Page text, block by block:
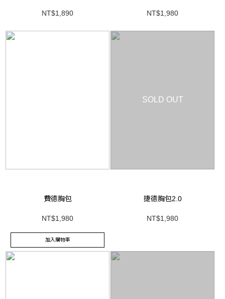
NT$1,890 NT$1,980
費德胸包
NT$1,980
加入購物車
SOLD OUT
捷德胸包2.0
NT$1,980